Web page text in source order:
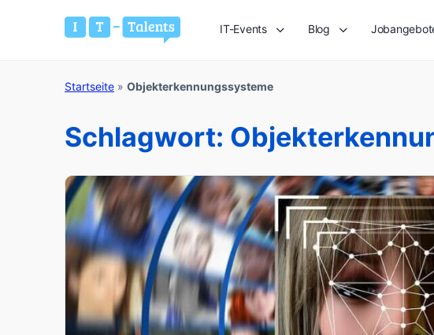
IT-Events Blog
Startseite » Objekterkennungssysteme
Schlagwort: